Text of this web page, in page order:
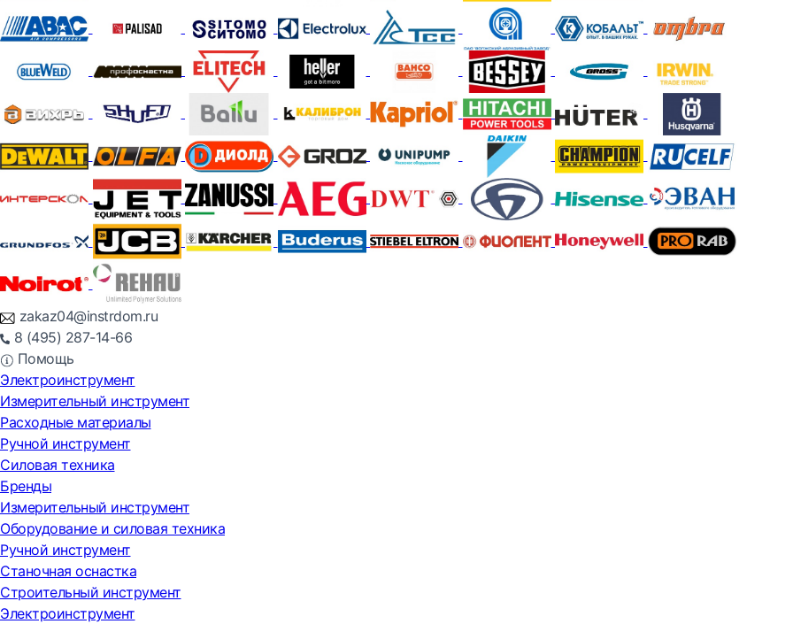
zakaz04@instrdom.ru
8 (495) 287-14-66
Помощь
Электроинструмент
Измерительный инструмент
Расходные материалы
Ручной инструмент
Силовая техника
Бренды
Измерительный инструмент
Оборудование и силовая техника
Ручной инструмент
Станочная оснастка
Строительный инструмент
Электроинструмент